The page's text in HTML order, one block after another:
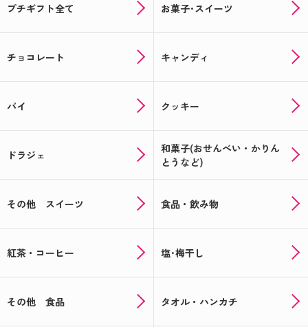
プチギフト全て お菓子･スイーツ
チョコレート キャンディ
パイ クッキー
ドラジェ
和菓子(おせんべい・かりん
とうなど)
その他 スイーツ 食品・飲み物
紅茶・コーヒー 塩･梅干し
その他 食品 タオル・ハンカチ